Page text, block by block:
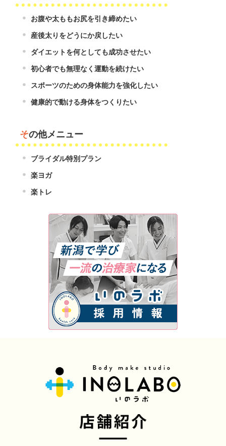
お腹や太ももお尻を引き締めたい
産後太りをどうにか戻したい
ダイエットを何としても成功させたい
初心者でも無理なく運動を続けたい
スポーツのための身体能力を強化したい
健康的で動ける身体をつくりたい
その他メニュー
ブライダル特別プラン
楽ヨガ
楽トレ